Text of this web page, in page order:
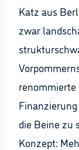
Katz aus
zwar
renommierte
die Beine zu
Konzept: